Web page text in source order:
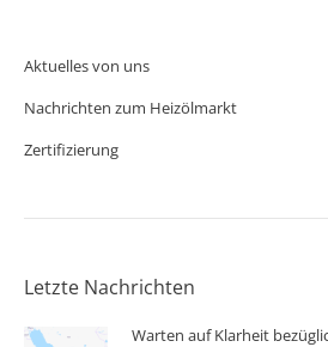
Aktuelles von uns
Nachrichten zum Heizölmarkt
Zertifizierung
Letzte Nachrichten
Warten auf Klarheit